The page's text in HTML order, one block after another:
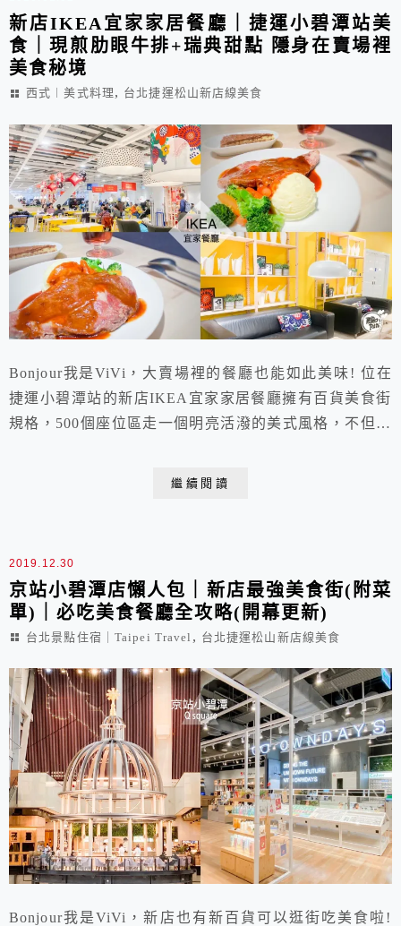
新店IKEA宜家家居餐廳｜捷運小碧潭站美
食｜現煎肋眼牛排+瑞典甜點 隱身在賣場裡
美食秘境
西式︱美式料理 , 台北捷運松山新店線美食
Bonjour我是ViVi，大賣場裡的餐廳也能如此美味! 位在
捷運小碧潭站的新店IKEA宜家家居餐廳擁有百貨美食街
規格，500個座位區走一個明亮活潑的美式風格，不但溫
繼續閱讀
2019.12.30
京站小碧潭店懶人包｜新店最強美食街(附菜
單)｜必吃美食餐廳全攻略(開幕更新)
台北景點住宿｜Taipei Travel , 台北捷運松山新店線美食
Bonjour我是ViVi，新店也有新百貨可以逛街吃美食啦!